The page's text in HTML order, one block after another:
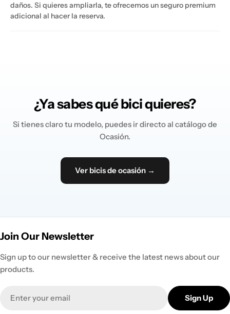
daños. Si quieres ampliarla, te ofrecemos un seguro premium
adicional al hacer la reserva.
¿Ya sabes qué bici quieres?
Si tienes claro tu modelo, puedes ir directo al catálogo de
Ocasión.
Ver bicis de ocasión →
Join Our Newsletter
Sign up to our newsletter & receive the latest news about our
products.
Sign Up